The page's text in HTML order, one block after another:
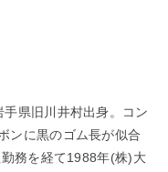
県旧川井村出身。コン
ンに黒のゴム長が似合
務を経て1988年(株)大